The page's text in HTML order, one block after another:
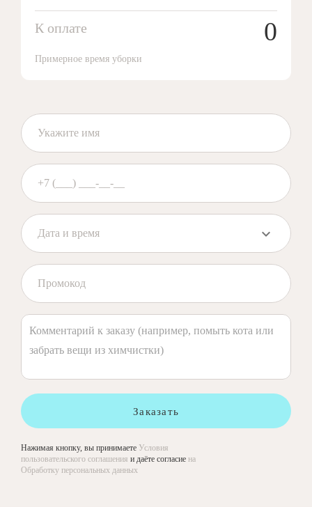
К оплате 0
Примерное время уборки
Заказать
Нажимая кнопку, вы принимаете Условия
пользовательского соглашения и даёте согласие на
Обработку персональных данных